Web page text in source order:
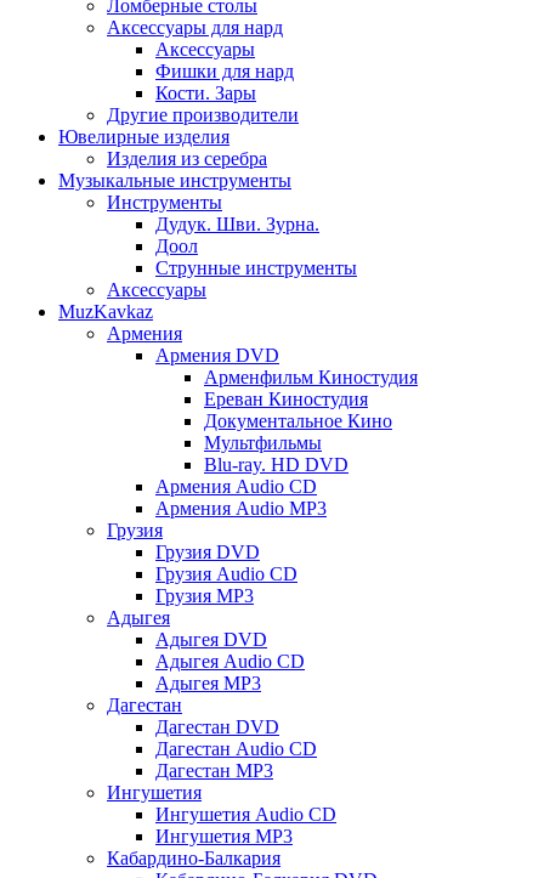
Ломберные столы
Аксессуары для нард
Аксессуары
Фишки для нард
Кости. Зары
Другие производители
Ювелирные изделия
Изделия из серебра
Музыкальные инструменты
Инструменты
Дудук. Шви. Зурна.
Доол
Струнные инструменты
Аксессуары
MuzKavkaz
Армения
Армения DVD
Арменфильм Киностудия
Ереван Киностудия
Документальное Кино
Мультфильмы
Blu-ray. HD DVD
Армения Audio CD
Армения Audio MP3
Грузия
Грузия DVD
Грузия Audio CD
Грузия MP3
Адыгея
Адыгея DVD
Адыгея Audio CD
Адыгея MP3
Дагестан
Дагестан DVD
Дагестан Audio CD
Дагестан MP3
Ингушетия
Ингушетия Audio CD
Ингушетия MP3
Кабардино-Балкария